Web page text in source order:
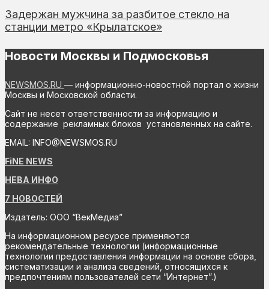
Задержан мужчина за разбитое стекло на
станции метро «Крылатское»
Новости Москвы и Подмосковья
NEWSMOS.RU — информационно-новостной портал о жизни
Москвы и Московской области.
Сайт не несет ответственности за информацию и
содержание рекламных блоков установленных на сайте.
EMAIL: INFO@NEWSMOS.RU
FiNE NEWS
НЕВА ИНФО
7 НОВОСТЕЙ
Издатель: ООО “ВекМедиа”
На информационном ресурсе применяются
рекомендательные технологии (информационные
технологии предоставления информации на основе сбора,
систематизации и анализа сведений, относящихся к
предпочтениям пользователей сети “Интернет”.)